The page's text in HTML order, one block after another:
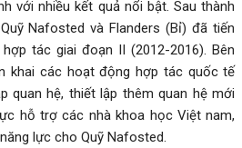
với nhiều kết quả nổi bật. Sau thành
Nafosted và Flanders (Bỉ) đã tiến
tác giai đoạn II (2012-2016). Bên
khai các hoạt động hợp tác quốc tế
quan hệ, thiết lập thêm quan hệ mới
hỗ trợ các nhà khoa học Việt nam,
lực cho Quỹ Nafosted.